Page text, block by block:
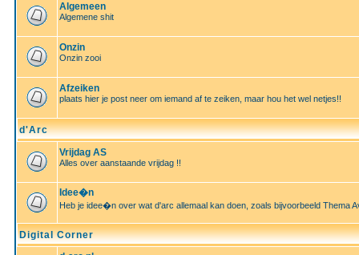
Algemeen
Algemene shit
Onzin
Onzin zooi
Afzeiken
plaats hier je post neer om iemand af te zeiken, maar hou het wel netjes!!
d'Arc
Vrijdag AS
Alles over aanstaande vrijdag !!
Idee�n
Heb je idee�n over wat d'arc allemaal kan doen, zoals bijvoorbeeld Thema
Digital Corner